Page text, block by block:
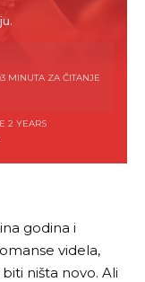
2 YEARS
3 MINUTA ZA ČITANJE
godina i
videla,
ništa novo. Ali